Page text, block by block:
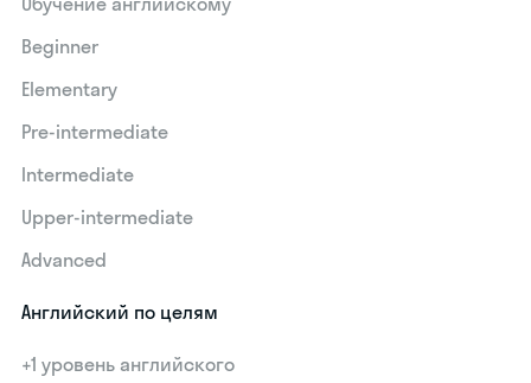
Beginner
Elementary
Pre-intermediate
Intermediate
Upper-intermediate
Advanced
Английский по целям
+1 уровень английского